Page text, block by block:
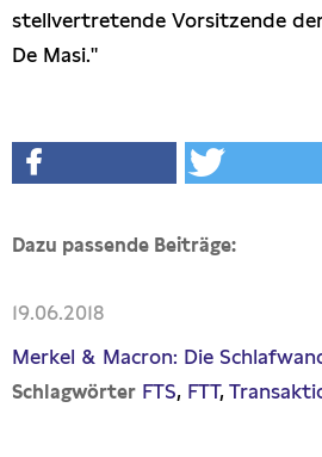
stellvertretende Vorsitzende
De Masi."
Dazu passende Beiträge:
19.06.2018
Merkel & Macron: Die
Schlagwörter FTS FTT